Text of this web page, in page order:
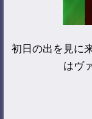
初日の出を見に
はヴ